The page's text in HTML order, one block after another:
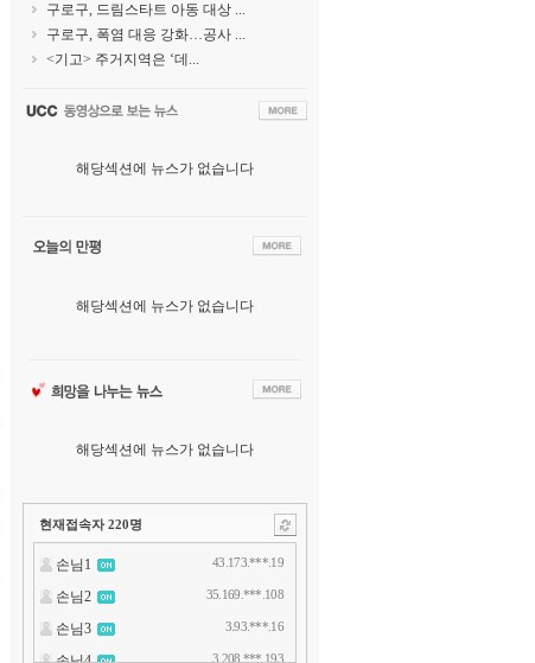
구로구, 드림스타트 아동 대상 ...
구로구, 폭염 대응 강화…공사 ...
<기고> 주거지역은 ‘데...
해당섹션에 뉴스가 없습니다
해당섹션에 뉴스가 없습니다
해당섹션에 뉴스가 없습니다
현재접속자 220명